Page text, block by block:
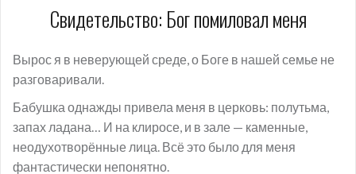
Свидетельство: Бог помиловал меня
Вырос я в неверующей среде, о Боге в нашей семье не
разговаривали.
Бабушка однажды привела меня в церковь: полутьма,
запах ладана… И на клиросе, и в зале — каменные,
неодухотворённые лица. Всё это было для меня
фантастически непонятно.